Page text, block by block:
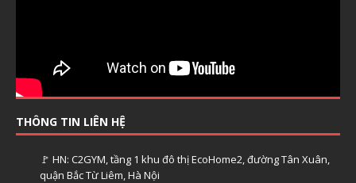
THÔNG TIN LIÊN HỆ
🚩 HN: C2GYM, tầng 1 khu đô thị EcoHome2, đường Tân Xuân,
quận Bắc Từ Liêm, Hà Nội